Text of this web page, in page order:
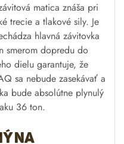
matica znáša pri
trecie a tlakové sily. Je
hlavná závitovka
smerom dopredu do
dielu garantuje, že
sa nebude zasekávať a
bude absolútne plynulý
36 ton.
na